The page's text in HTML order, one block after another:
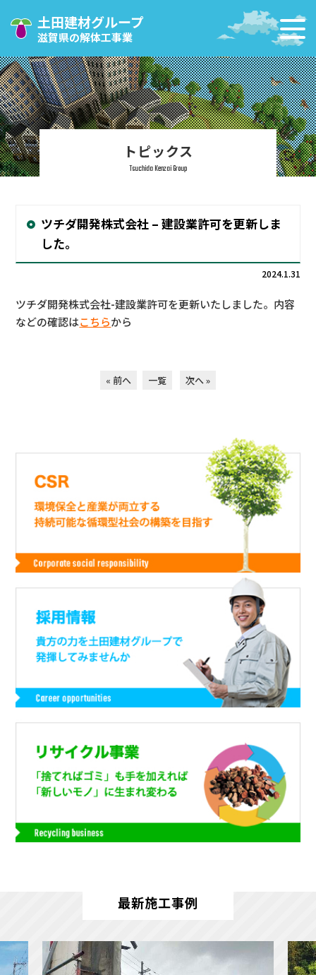
土田建材グループ
滋賀県の解体工事業
トピックス
Tsuchida Kenzai Group
ツチダ開発株式会社 – 建設業許可を更新しま
した。
2024.1.31
ツチダ開発株式会社-建設業許可を更新いたしました。内容
などの確認はこちらから
« 前へ 一覧 次へ »
最新施工事例